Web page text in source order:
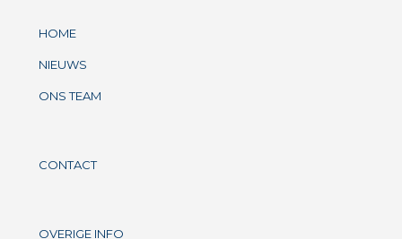
HOME
NIEUWS
ONS TEAM
CONTACT
OVERIGE INFO